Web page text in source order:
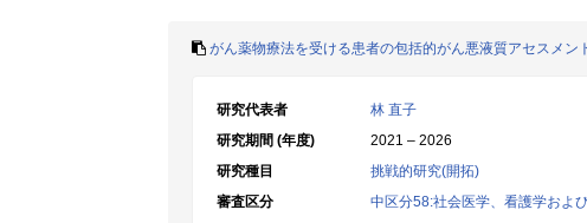
がん薬物療法を受ける患者の包括的がん悪液質アセスメン
研究代表者
林 直子
研究期間 (年度)
2021 – 2026
研究種目
挑戦的研究(開拓)
審査区分
中区分58:社会医学、看護学およ